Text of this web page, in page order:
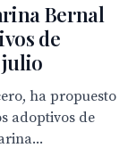
Bernal
de
julio
ha propuesto
adoptivos de